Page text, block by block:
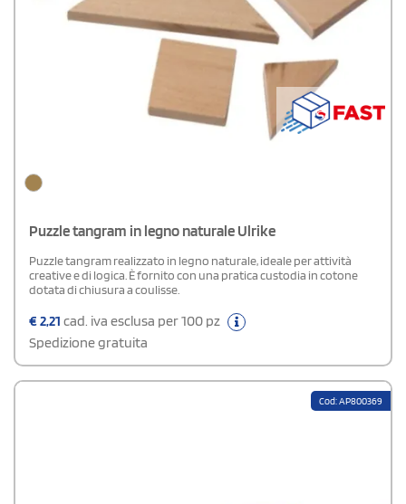
Puzzle tangram in legno naturale Ulrike
Puzzle tangram realizzato in legno naturale, ideale per attività
creative e di logica. È fornito con una pratica custodia in cotone
dotata di chiusura a coulisse.
€2,21 cad. iva esclusa per 100 pz
Spedizione gratuita
Cod: AP800369